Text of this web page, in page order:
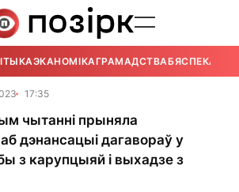
ЭКАНОМІКАГРАМАДСТВАБЯСПЕКА
17:35
чытанні прыняла
дэнансацыі дагавораў у
з карупцыяй і выхадзе з